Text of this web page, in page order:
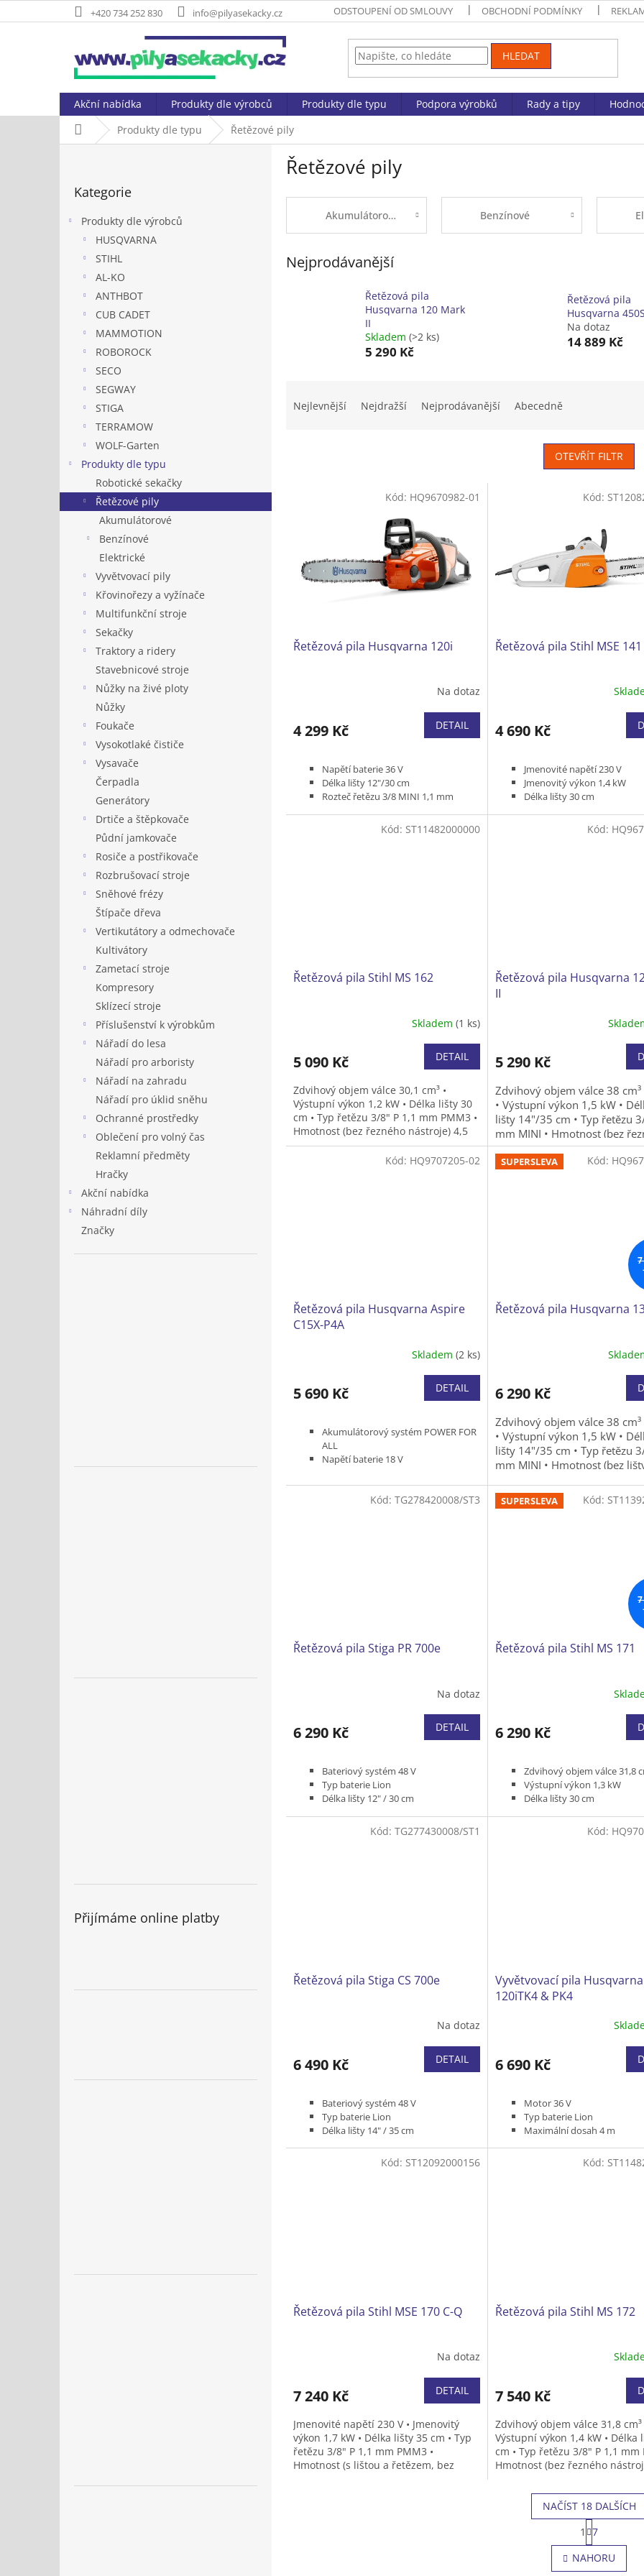
na
+420 734 252 830 info@pilyasekacky.cz ODSTOUPENÍ OD SMLOUVY OBCHODNÍ PODMÍNKY
HLEDAT
Akční nabídka Produkty dle výrobců Produkty dle typu Podpora výrobků Rady a tipy
Domů Produkty dle typu Řetězové pily
kategorie
Kategorie
Produkty dle výrobců
HUSQVARNA
STIHL
AL-KO
ANTHBOT
CUB CADET
MAMMOTION
ROBOROCK
SECO
SEGWAY
STIGA
TERRAMOW
WOLF-Garten
Produkty dle typu
Robotické sekačky
Řetězové pily
Akumulátorové
Benzínové
Elektrické
Vyvětvovací pily
Křovinořezy a vyžínače
Multifunkční stroje
Sekačky
Traktory a ridery
Stavebnicové stroje
Nůžky na živé ploty
Nůžky
Foukače
Vysokotlaké čističe
Vysavače
Čerpadla
Generátory
Drtiče a štěpkovače
Půdní jamkovače
Rosiče a postřikovače
Rozbrušovací stroje
Sněhové frézy
Štípače dřeva
Vertikutátory a odmechovače
Kultivátory
Zametací stroje
Kompresory
Sklízecí stroje
Příslušenství k výrobkům
Nářadí do lesa
Nářadí pro arboristy
Nářadí na zahradu
Nářadí pro úklid sněhu
Ochranné prostředky
Oblečení pro volný čas
Reklamní předměty
Hračky
Akční nabídka
Náhradní díly
Značky
Přijímáme online platby
Řetězové pily
Akumulátorové Benzínové
Nejprodávanější
Řetězová pila
Husqvarna 120 Mark
II
Skladem (>2 ks)
5 290 Kč
Řetězová pila
Husqvarna 450S
Na dotaz
14 889 Kč
Nejlevnější Nejdražší Nejprodávanější Abecedně
OTEVŘÍT FILTR
Řetězová pila Husqvarna 120i
Na dotaz
4 299 Kč DETAIL
Napětí baterie 36 V
Délka lišty 12"/30 cm
Rozteč řetězu 3/8 MINI 1,1 mm
nástroje) 3,3 kg
Bez baterie a nabíječky
Kód: HQ9670982-01
Řetězová pila Stihl MSE 141
4 690 Kč
Jmenovité napětí 230 V
Jmenovitý výkon 1,4 kW
Délka lišty 30 cm
Hmotnost (s lištou a
kabelu a řetězového oleje)
Kód:
Řetězová pila Stihl MS 162
Skladem (1 ks)
5 090 Kč DETAIL
Zdvihový objem válce 30,1 cm³ •
Výstupní výkon 1,2 kW • Délka lišty 30
cm • Typ řetězu 3/8" P 1,1 mm PMM3 •
Hmotnost (bez řezného nástroje) 4,5
kg
Kód: ST11482000000
Řetězová pila Husqvarna
II
je
z
5
hvězdiček.
5 290 Kč
Zdvihový objem válce 38 cm³
• Výstupní výkon 1,5 kW •
lišty 14"/35 cm • Typ řetězu
mm MINI • Hmotnost (bez
nástroje) 4,85 kg
Kód:
Řetězová pila Husqvarna Aspire
C15X-P4A
Skladem (2 ks)
5 690 Kč DETAIL
Akumulátorový systém POWER FOR
ALL
Napětí baterie 18 V
Délka lišty 10"/25 cm
Rozteč řetězu 1/4" 1,1 mm, 60 článků
Kód: HQ9707205-02 SUPERSLEVA
Řetězová pila Husqvarna
je
z
5
hvězdiček.
6 290 Kč
Zdvihový objem válce 38 cm³
• Výstupní výkon 1,5 kW •
lišty 14"/35 cm • Typ řetězu
mm MINI • Hmotnost (bez
Kód:
Řetězová pila Stiga PR 700e
Na dotaz
6 290 Kč DETAIL
Bateriový systém 48 V
Typ baterie Lion
Délka lišty 12" / 30 cm
Hmotnost bez baterie 3,45 kg
Kód: TG278420008/ST3 SUPERSLEVA
Řetězová pila Stihl MS 171
6 290 Kč
Zdvihový objem válce 31,8
Výstupní výkon 1,3 kW
Délka lišty 30 cm
Hmotnost (bez řezného
Kód:
Řetězová pila Stiga CS 700e
Na dotaz
6 490 Kč DETAIL
Bateriový systém 48 V
Typ baterie Lion
Délka lišty 14" / 35 cm
Hmotnost bez baterie 3,45 kg
Kód: TG277430008/ST1
Vyvětvovací pila Husqvarna
120iTK4 & PK4
6 690 Kč
Motor 36 V
Typ baterie Lion
Maximální dosah 4 m
Hmotnost bez baterie a
Kód:
Řetězová pila Stihl MSE 170 C-Q
Na dotaz
7 240 Kč DETAIL
Jmenovité napětí 230 V • Jmenovitý
výkon 1,7 kW • Délka lišty 35 cm • Typ
řetězu 3/8" P 1,1 mm PMM3 •
Hmotnost (s lištou a řetězem, bez
Kód: ST12092000156
Řetězová pila Stihl MS 172
7 540 Kč
Zdvihový objem válce 31,8 cm³
Výstupní výkon 1,4 kW • Délka
cm • Typ řetězu 3/8" P 1,1 mm
Hmotnost (bez řezného
Kód:
O
v
l
NAČÍST 18 DALŠÍCH
S
t
r
á
n
1
7
NAHORU